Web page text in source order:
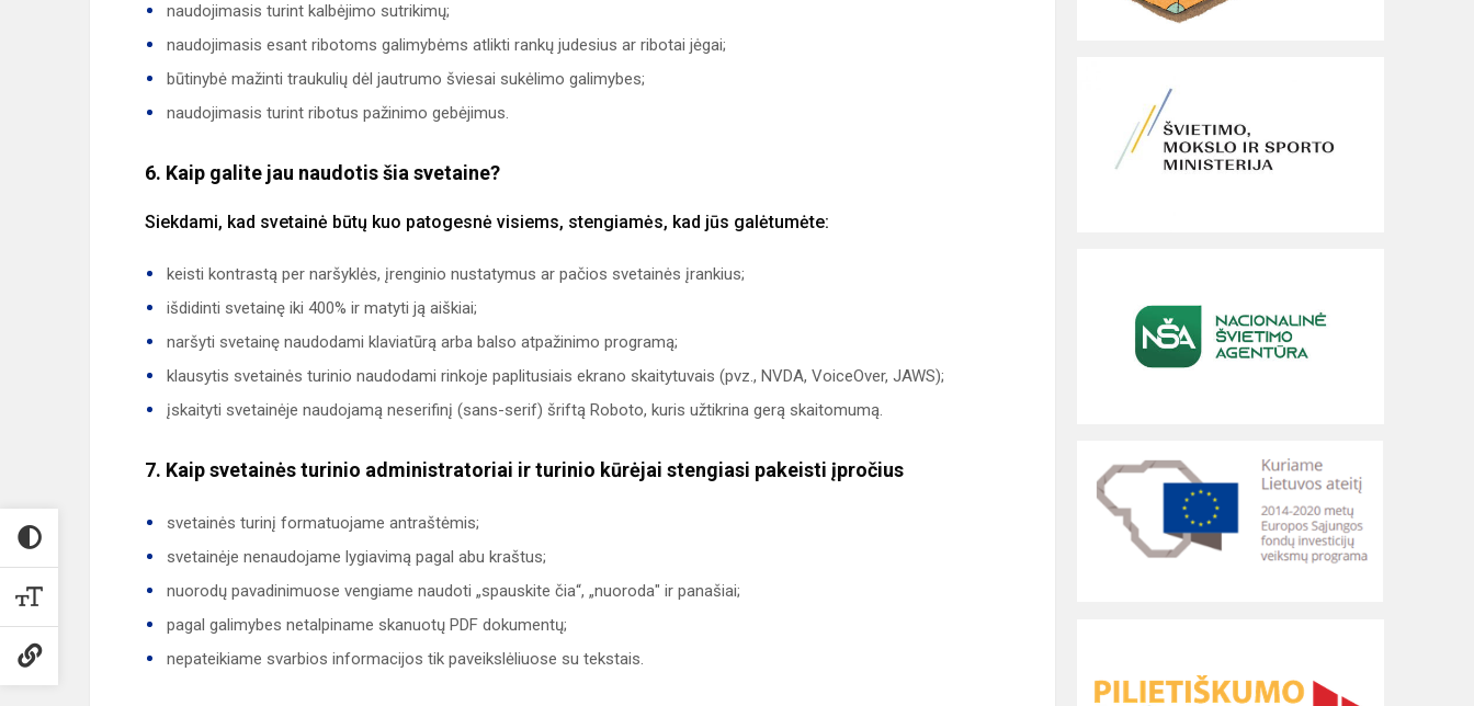
naudojimasis turint kalbėjimo sutrikimų;
naudojimasis esant ribotoms galimybėms atlikti rankų judesius ar ribotai jėgai;
būtinybė mažinti traukulių dėl jautrumo šviesai sukėlimo galimybes;
naudojimasis turint ribotus pažinimo gebėjimus.
6. Kaip galite jau naudotis šia svetaine?
Siekdami, kad svetainė būtų kuo patogesnė visiems, stengiamės, kad jūs galėtumėte:
keisti kontrastą per naršyklės, įrenginio nustatymus ar pačios svetainės įrankius;
išdidinti svetainę iki 400% ir matyti ją aiškiai;
naršyti svetainę naudodami klaviatūrą arba balso atpažinimo programą;
klausytis svetainės turinio naudodami rinkoje paplitusiais ekrano skaitytuvais (pvz., NVDA, VoiceOver, JAWS);
įskaityti svetainėje naudojamą neserifinį (sans-serif) šriftą Roboto, kuris užtikrina gerą skaitomumą.
7. Kaip svetainės turinio administratoriai ir turinio kūrėjai stengiasi pakeisti įpročius
svetainės turinį formatuojame antraštėmis;
svetainėje nenaudojame lygiavimą pagal abu kraštus;
nuorodų pavadinimuose vengiame naudoti „spauskite čia“, „nuoroda" ir panašiai;
pagal galimybes netalpiname skanuotų PDF dokumentų;
nepateikiame svarbios informacijos tik paveikslėliuose su tekstais.